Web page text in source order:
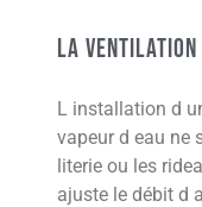
La
L installation d
vapeur d eau ne
literie ou les
ajuste le débit d